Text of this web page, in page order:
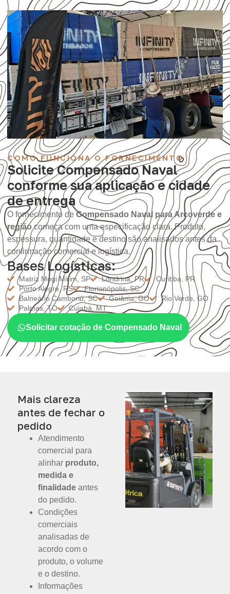
COMO FUNCIONA O FORNECIMENTO
Solicite Compensado Naval
conforme sua aplicação e cidade
de entrega
O fornecimento de Compensado Naval para Arcoverde e
regiãocomeça com uma especificação clara. Produto,
espessura, quantidade e destino são analisados antes da
confirmação comercial e logística.
Bases Logísticas:
Matriz Mogi Mirim, SP Londrina, PR
Curitiba, PR
Porto Alegre, RS
Florianópolis, SC
Balneário Camboriú, SC
Goiânia, GO
Rio Verde, GO
Palmas, TO
Cuiabá, MT
Solicitar cotação de Compensado Naval
Mais clareza
antes de fechar o
pedido
Atendimento
comercial para
alinhar produto,
medida e
finalidade antes
do pedido.
Condições
comerciais
analisadas de
acordo com o
produto, o volume
e o destino.
Informações